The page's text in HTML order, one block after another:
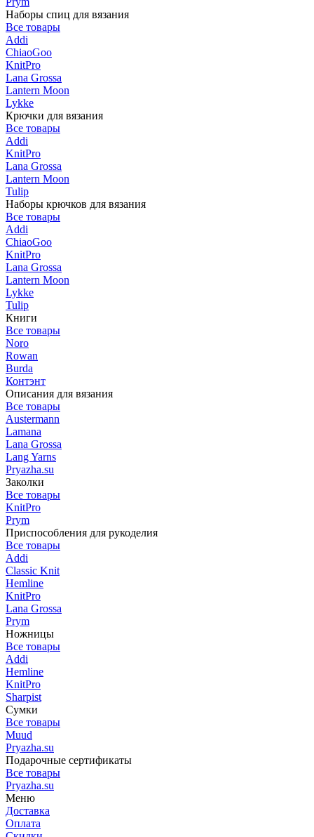
Наборы спиц для вязания
Все товары
Addi
ChiaoGoo
KnitPro
Lana Grossa
Lantern Moon
Lykke
Крючки для вязания
Все товары
Addi
KnitPro
Lana Grossa
Lantern Moon
Tulip
Наборы крючков для вязания
Все товары
Addi
ChiaoGoo
KnitPro
Lana Grossa
Lantern Moon
Lykke
Tulip
Книги
Все товары
Noro
Rowan
Burda
Контэнт
Описания для вязания
Все товары
Austermann
Lamana
Lana Grossa
Lang Yarns
Pryazha.su
Заколки
Все товары
KnitPro
Prym
Приспособления для рукоделия
Все товары
Addi
Classic Knit
Hemline
KnitPro
Lana Grossa
Prym
Ножницы
Все товары
Addi
Hemline
KnitPro
Sharpist
Сумки
Все товары
Muud
Pryazha.su
Подарочные сертификаты
Все товары
Pryazha.su
Меню
Доставка
Оплата